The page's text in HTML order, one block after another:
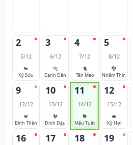
2
5/12
🐂
Kỷ Sửu
3
6/12
🐅
Canh Dần
4
7/12
🐈
Tân Mão
5
8/12
🐉
Nhâm Thìn
9
12/12
🐒
Bính Thân
10
13/12
🐓
Đinh Dậu
11
14/12
🐕
Mậu Tuất
12
15/12
🐖
Kỷ Hợi
16 17 18 19